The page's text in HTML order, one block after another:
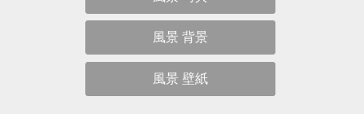
風景 背景
風景 壁紙